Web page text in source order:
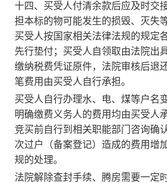
十四、买受人付清余款后应及时交
担本标的物可能发生的损毁、灭失
买受人按国家相关法律法规的规定
先行垫付；买受人自领取由法院出
缴纳税费凭证原件，法院审核后退
笔费用由买受人自行承担。
买受人自行办理水、电、煤等户名
明确缴费义务人的费用均由买受人
竞买前自行到相关职能部门咨询确
次过户（备案登记）造成的费用增
规的处理。
法院解除查封手续、腾房需要一定